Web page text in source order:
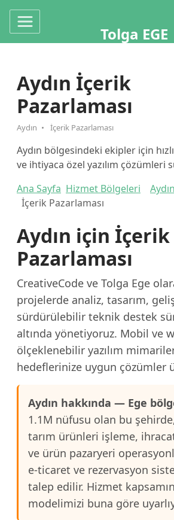
Tolga EGE
Aydın İçerik
Pazarlaması
Aydın İçerik Pazarlaması
Aydın bölgesindeki ekipler için
ve ihtiyaca özel yazılım çözümleri
Ana Sayfa Hizmet Bölgeleri
Aydın
İçerik Pazarlaması
Aydın için İçerik
Pazarlaması
CreativeCode ve Tolga Ege
projelerde analiz, tasarım,
sürdürülebilir teknik destek
altında yönetiyoruz. Mobil ve
ölçeklenebilir yazılım
hedeflerinize uygun çözümler
Aydın hakkında — Ege
1.1M nüfusu olan bu
tarım ürünleri işleme,
ve ürün pazaryeri
e-ticaret ve rezervasyon
talep edilir. Hizmet
modelimizi buna göre